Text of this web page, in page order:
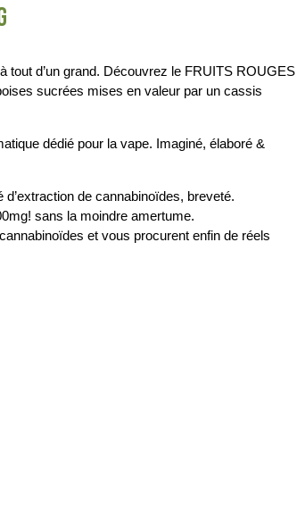
tout d’un grand. Découvrez le FRUITS ROUGES
sucrées mises en valeur par un cassis
dédié pour la vape. Imaginé, élaboré &
d’extraction de cannabinoïdes, breveté.
sans la moindre amertume.
et vous procurent enfin de réels